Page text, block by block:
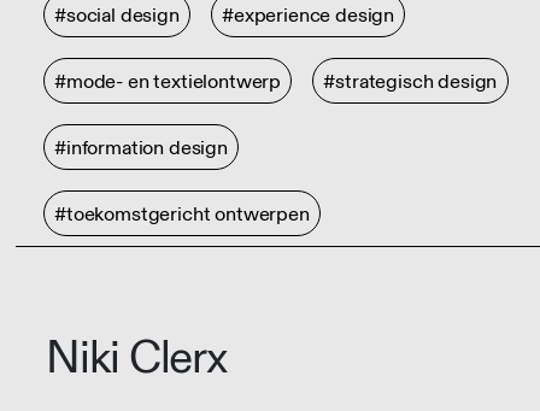
#social design #experience design
#mode- en textielontwerp #strategisch design
#information design
#toekomstgericht ontwerpen
Niki Clerx